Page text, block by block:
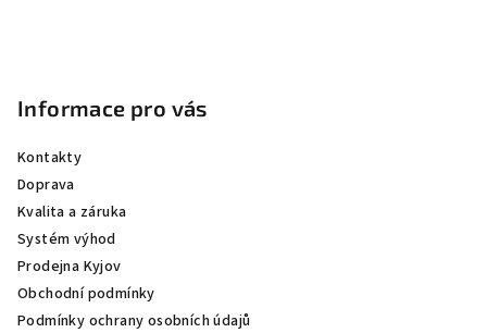
Informace pro vás
Kontakty
Doprava
Kvalita a záruka
Systém výhod
Prodejna Kyjov
Obchodní podmínky
Podmínky ochrany osobních údajů